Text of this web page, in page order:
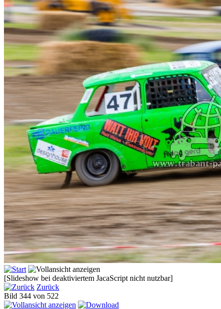
[Slideshow bei deaktiviertem JacaScript nicht nutzbar]
Zurück
Bild 344 von 522